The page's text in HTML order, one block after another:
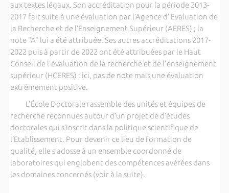
aux textes légaux. Son accréditation pour la période 2013-
2017 fait suite à une évaluation par l’Agence d’ Evaluation de
la Recherche et de l’Enseignement Supérieur (AERES) ; la
note "A" lui a été attribuée. Ses autres accréditations 2017-
2022 puis à partir de 2022 ont été attribuées par le Haut
Conseil de l'évaluation de la recherche et de l'enseignement
supérieur (HCERES) ; ici, pas de note mais une évaluation
extrêmement positive.
L'École Doctorale rassemble des unités et équipes de
recherche reconnues autour d’un projet de d’études
doctorales qui s’inscrit dans la politique scientifique de
l’Etablissement. Pour devenir ce lieu de formation de
qualité, elle s’adosse à un ensemble coordonné de
laboratoires qui englobent des compétences avérées dans
les domaines concernés (voir à la suite).